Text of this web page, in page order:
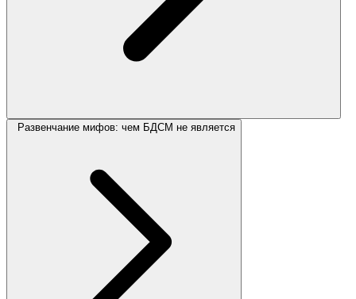
Развенчание мифов: чем БДСМ не является